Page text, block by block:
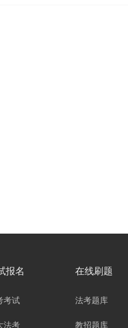
报名
考试
法考
在线刷题
法考题库
教招题库